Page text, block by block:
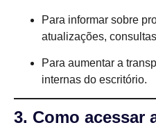
Para informar sobre
atualizações,
Para aumentar a
internas do escritório.
3. Como acessar